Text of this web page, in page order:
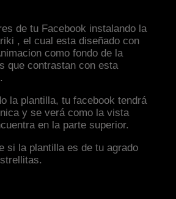
de tu Facebook instalando la
, el cual esta diseñado con
como fondo de la
que contrastan con esta
la plantilla, tu facebook tendrá
y se verá como la vista
en la parte superior.
si la plantilla es de tu agrado